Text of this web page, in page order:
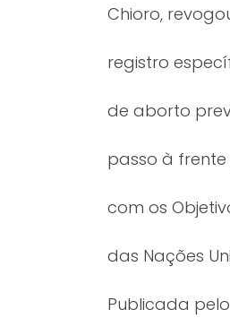
Chioro,
registro
de aborto
passo à
com os
das Nações
Publicada